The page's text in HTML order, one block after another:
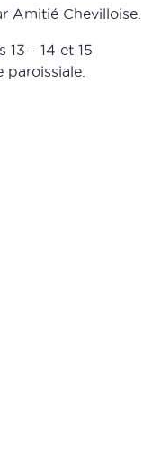
Amitié Chevilloise.
13 - 14 et 15
paroissiale.